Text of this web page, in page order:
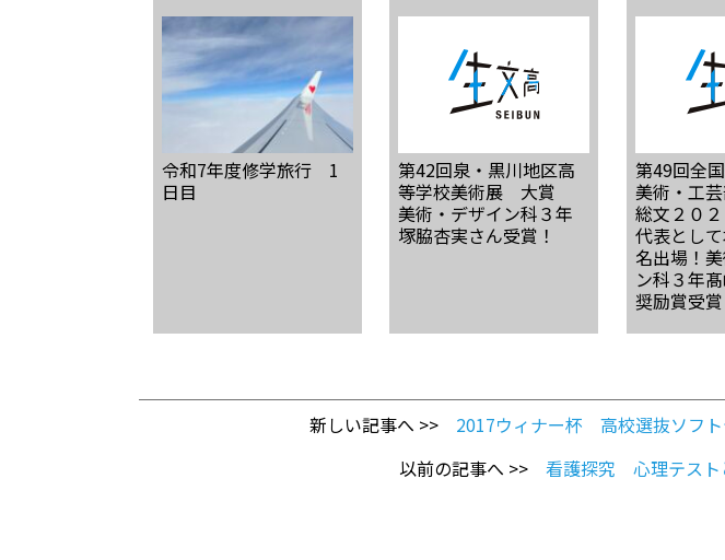
令和7年度修学旅行 1
日目
第42回泉・黒川地区高
等学校美術展 大賞
美術・デザイン科３年
塚脇杏実さん受賞！
第49回全
美術・工
総文２０
代表とし
名出場！
ン科３年
奨励賞受賞
新しい記事へ >> 2017ウィナー杯 高校選抜ソフ
以前の記事へ >> 看護探究 心理テスト